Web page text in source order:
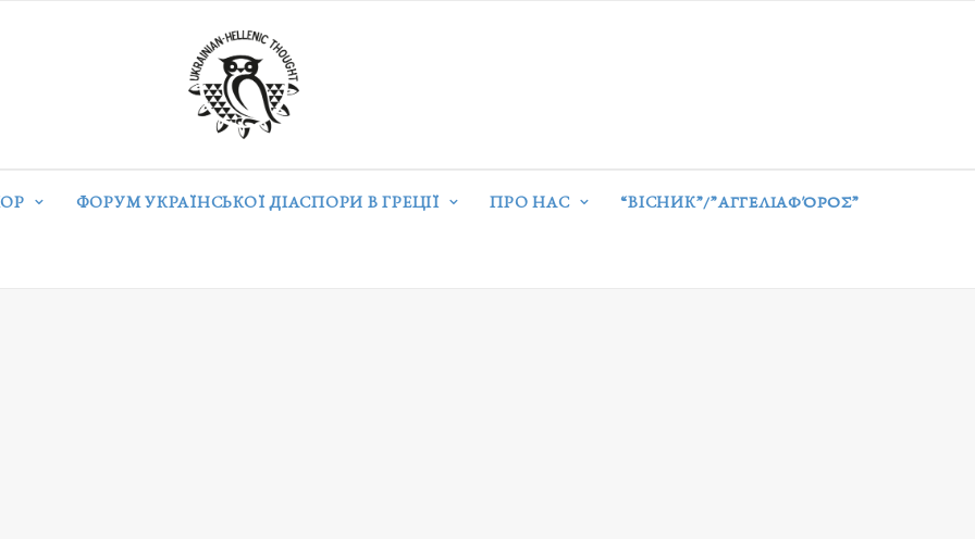
ФОРУМ УКРАЇНСЬКОЇ ДІАСПОРИ В ГРЕЦІЇ ПРО НАС “ВІСНИК”/”ΑΓΓΕΛΙΑΦΌΡΟΣ”